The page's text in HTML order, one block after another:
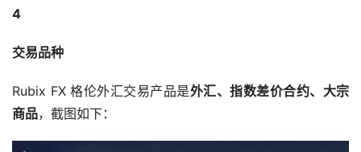
4
交易品种
Rubix FX 格伦外汇交易产品是外汇、指数差价合约、大宗
商品，截图如下：